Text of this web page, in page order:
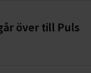
över till Puls